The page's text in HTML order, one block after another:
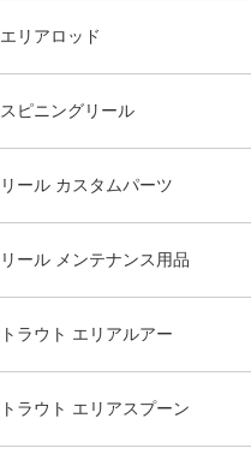
エリアロッド
スピニングリール
リール カスタムパーツ
リール メンテナンス用品
トラウト エリアルアー
トラウト エリアスプーン